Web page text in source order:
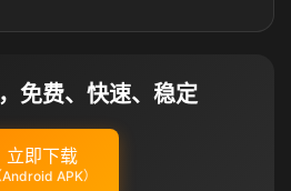
免费、快速、稳定
立即下载
Android APK）